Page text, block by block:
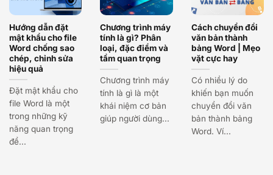
Hướng dẫn đặt
mật khẩu cho file
Word chống sao
chép, chỉnh sửa
hiệu quả
Đặt mật khẩu cho
file Word là một
trong những kỹ
năng quan trọng
để...
Chương trình máy
tính là gì? Phân
loại, đặc điểm và
tầm quan trọng
Chương trình máy
tính là gì là một
khái niệm cơ bản
giúp người dùng...
Cách chuyển đổi
văn bản thành
bảng Word | Mẹo
vặt cực hay
Có nhiều lý do
khiến bạn muốn
chuyển đổi văn
bản thành bảng
Word. Ví...